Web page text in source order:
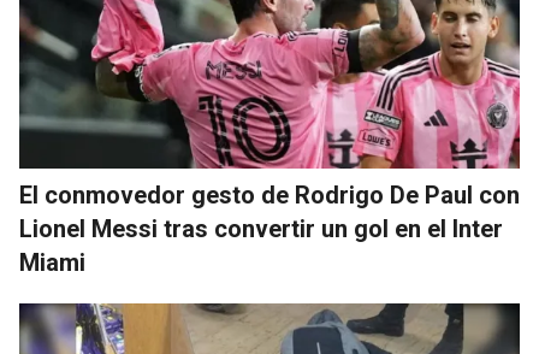
El conmovedor gesto de Rodrigo De Paul con
Lionel Messi tras convertir un gol en el Inter
Miami